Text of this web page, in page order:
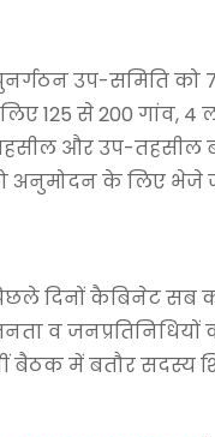
उप-समिति को
125 से 200 गांव,
और उप-
अनुमोदन के लिए भेजे
दिनों कैबिनेट सब
व
में बतौर सदस्य